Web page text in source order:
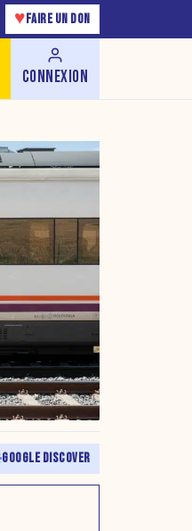
♥ FAIRE UN DON
CONNEXION
GOOGLE DISCOVER